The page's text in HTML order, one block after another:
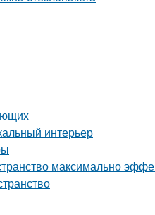
интерьер
максимально